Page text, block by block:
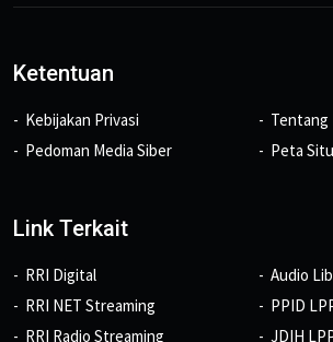
Ketentuan
Kebijakan Privasi
Pedoman Media Siber
Tentang
Peta
Link Terkait
RRI Digital
RRI NET Streaming
RRI Radio Streaming
Audio
PPID
JDIH